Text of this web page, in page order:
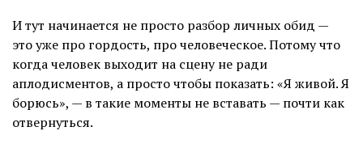
И тут начинается не просто разбор личных обид —
это уже про гордость, про человеческое. Потому что
когда человек выходит на сцену не ради
аплодисментов, а просто чтобы показать: «Я живой. Я
борюсь», — в такие моменты не вставать — почти как
отвернуться.